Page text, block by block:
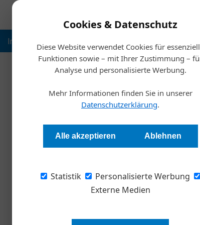
Cookies & Datenschutz
Diese Website verwendet Cookies für
Funktionen sowie – mit Ihrer Zustimmung –
Analyse und personalisierte Werbung.
Mehr Informationen finden Sie in unserer
Datenschutzerklärung.
Alle akzeptieren Ablehnen
Statistik
Personalisierte Werbung
Externe Medien
Inspiration
Redaktion
Der Sommer steht vor der Tür,
Für die Besitzer eines Elektroautos
um Kofferraumvolumen und
Gedanken um die Frage, wie man